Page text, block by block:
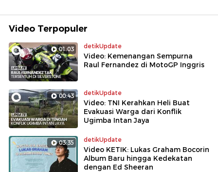
Video Terpopuler
01:03 detikUpdate
Video: Kemenangan Sempurna
Raul Fernandez di MotoGP Inggris
00:43 detikUpdate
Video: TNI Kerahkan Heli Buat
Evakuasi Warga dari Konflik
Ugimba Intan Jaya
03:35 detikUpdate
Video KETIK: Lukas Graham Bocorin
Album Baru hingga Kedekatan
dengan Ed Sheeran